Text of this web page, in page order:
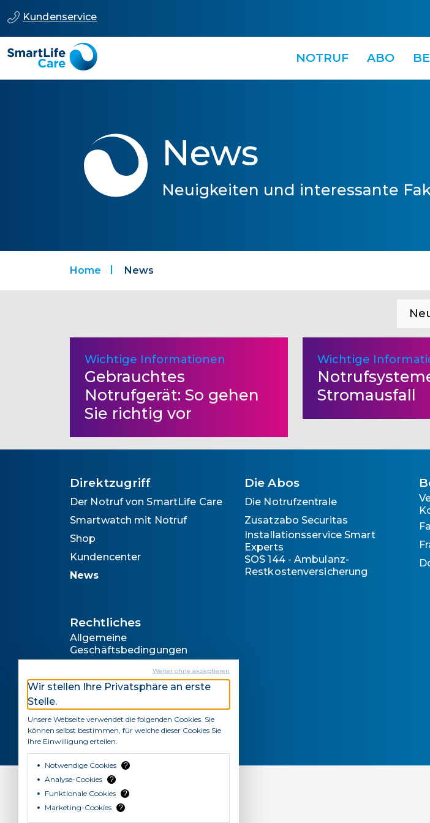
Kundenservice
NOTRUF ABO
News
Neuigkeiten und interessante
Home News
Wichtige Informationen
Gebrauchtes
Notrufgerät: So gehen
Sie richtig vor
Wichtige
Stromausfall
Direktzugriff
Der Notruf von SmartLife Care
Smartwatch mit Notruf
Shop
Kundencenter
News
Die Abos
Die Notrufzentrale
Zusatzabo Securitas
Installationsservice Smart
Experts
SOS 144 - Ambulanz-
Restkostenversicherung
Rechtliches
Allgemeine
Geschäftsbedingungen
Rechtliche Hinweise
SmartLife Care AG ist Partner von
Weiter ohne akzeptieren
Wir stellen Ihre Privatsphäre an erste
Stelle.
Unsere Webseite verwendet die folgenden Cookies. Sie
können selbst bestimmen, für welche dieser Cookies Sie
Ihre Einwilligung erteilen.
Notwendige Cookies ?
Analyse-Cookies ?
Funktionale Cookies ?
Marketing-Cookies ?